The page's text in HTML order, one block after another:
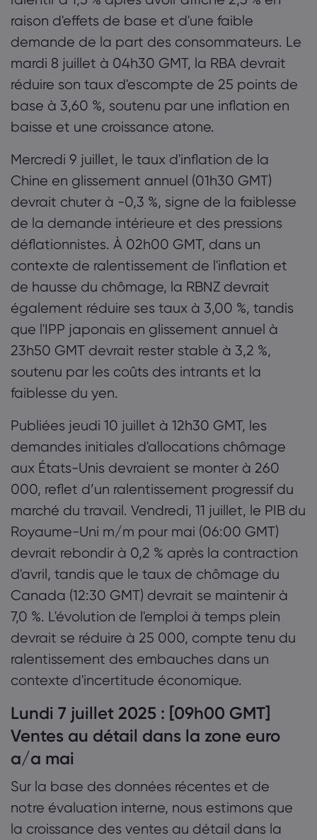
Évolution de l'emploi à temps plein au
Canada juin
raison d'effets de base et d'une faible
demande de la part des consommateurs. Le
mardi 8 juillet à 04h30 GMT, la RBA devrait
réduire son taux d'escompte de 25 points de
base à 3,60 %, soutenu par une inflation en
baisse et une croissance atone.
Mercredi 9 juillet, le taux d'inflation de la
Chine en glissement annuel (01h30 GMT)
devrait chuter à -0,3 %, signe de la faiblesse
de la demande intérieure et des pressions
déflationnistes. À 02h00 GMT, dans un
contexte de ralentissement de l'inflation et
de hausse du chômage, la RBNZ devrait
également réduire ses taux à 3,00 %, tandis
que l'IPP japonais en glissement annuel à
23h50 GMT devrait rester stable à 3,2 %,
soutenu par les coûts des intrants et la
faiblesse du yen.
Publiées jeudi 10 juillet à 12h30 GMT, les
demandes initiales d'allocations chômage
aux États-Unis devraient se monter à 260
000, reflet d’un ralentissement progressif du
marché du travail. Vendredi, 11 juillet, le PIB du
Royaume-Uni m/m pour mai (06:00 GMT)
devrait rebondir à 0,2 % après la contraction
d'avril, tandis que le taux de chômage du
Canada (12:30 GMT) devrait se maintenir à
7,0 %. L'évolution de l'emploi à temps plein
devrait se réduire à 25 000, compte tenu du
ralentissement des embauches dans un
contexte d'incertitude économique.
Lundi 7 juillet 2025 : [09h00 GMT]
Ventes au détail dans la zone euro
a/a mai
Sur la base des données récentes et de
notre évaluation interne, nous estimons que
la croissance des ventes au détail dans la